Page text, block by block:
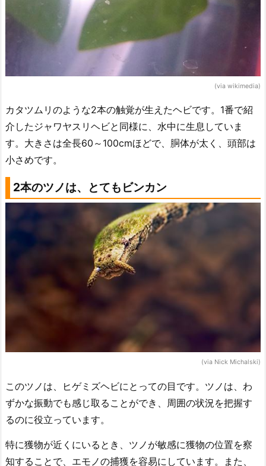
(via wikimedia)
カタツムリのような2本の触覚が生えたヘビです。1番で紹
介したジャワヤスリヘビと同様に、水中に生息していま
す。大きさは全長60～100cmほどで、胴体が太く、頭部は
小さめです。
2本のツノは、とてもビンカン
(via Nick Michalski)
このツノは、ヒゲミズヘビにとっての目です。ツノは、わ
ずかな振動でも感じ取ることができ、周囲の状況を把握す
るのに役立っています。
特に獲物が近くにいるとき、ツノが敏感に獲物の位置を察
知することで、エモノの捕獲を容易にしています。また、